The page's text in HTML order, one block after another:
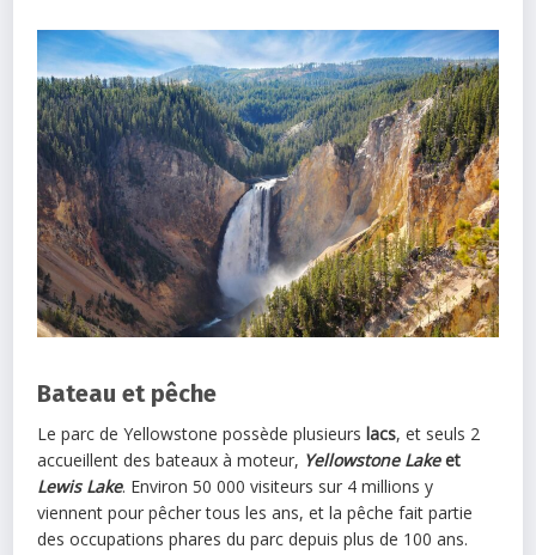
Bateau et pêche
Le parc de Yellowstone possède plusieurs lacs, et seuls 2
accueillent des bateaux à moteur, Yellowstone Lakeet
Lewis Lake. Environ 50 000 visiteurs sur 4 millions y
viennent pour pêcher tous les ans, et la pêche fait partie
des occupations phares du parc depuis plus de 100 ans.